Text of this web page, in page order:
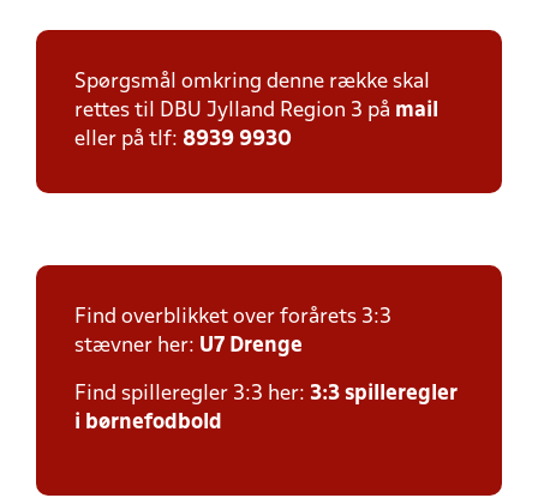
Spørgsmål omkring denne række skal
rettes til DBU Jylland Region 3 på mail
eller på tlf: 8939 9930
Find overblikket over forårets 3:3
stævner her: U7 Drenge
Find spilleregler 3:3 her: 3:3 spilleregler
i børnefodbold